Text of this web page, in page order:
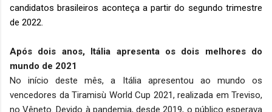
candidatos brasileiros aconteça a partir do segundo trimestre
de 2022.
Após dois anos, Itália apresenta os dois melhores do
mundo de 2021
No início deste mês, a Itália apresentou ao mundo os
vencedores da Tiramisù World Cup 2021, realizada em Treviso,
no Vêneto. Devido à pandemia, desde 2019, o público esperava